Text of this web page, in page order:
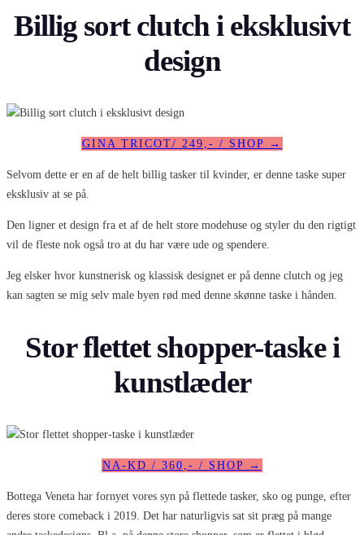
Billig sort clutch i eksklusivt
design
GINA TRICOT/ 249,- / SHOP →
Selvom dette er en af de helt billig tasker til kvinder, er denne taske super
eksklusiv at se på.
Den ligner et design fra et af de helt store modehuse og styler du den rigtigt
vil de fleste nok også tro at du har være ude og spendere.
Jeg elsker hvor kunstnerisk og klassisk designet er på denne clutch og jeg
kan sagten se mig selv male byen rød med denne skønne taske i hånden.
Stor flettet shopper-taske i
kunstlæder
NA-KD / 360,- / SHOP →
Bottega Veneta har fornyet vores syn på flettede tasker, sko og punge, efter
deres store comeback i 2019. Det har naturligvis sat sit præg på mange